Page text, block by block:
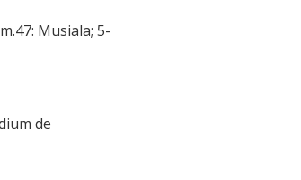
Musiala; 5-
de